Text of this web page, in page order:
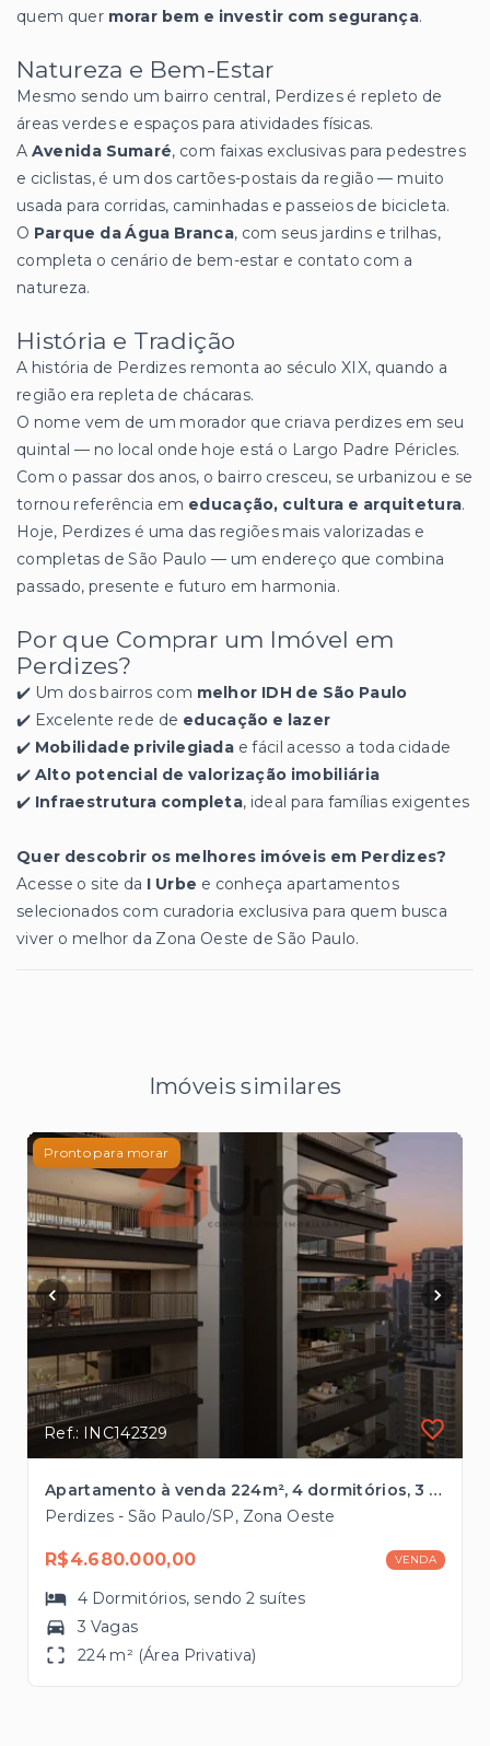
quem quer morar bem e investir com segurança.
Natureza e Bem-Estar
Mesmo sendo um bairro central, Perdizes é repleto de
áreas verdes e espaços para atividades físicas.
A Avenida Sumaré, com faixas exclusivas para pedestres
e ciclistas, é um dos cartões-postais da região — muito
usada para corridas, caminhadas e passeios de bicicleta.
O Parque da Água Branca, com seus jardins e trilhas,
completa o cenário de bem-estar e contato com a
natureza.
História e Tradição
A história de Perdizes remonta ao século XIX, quando a
região era repleta de chácaras.
O nome vem de um morador que criava perdizes em seu
quintal — no local onde hoje está o Largo Padre Péricles.
Com o passar dos anos, o bairro cresceu, se urbanizou e se
tornou referência em educação, cultura e arquitetura.
Hoje, Perdizes é uma das regiões mais valorizadas e
completas de São Paulo — um endereço que combina
passado, presente e futuro em harmonia.
Por que Comprar um Imóvel em
Perdizes?
✔️ Um dos bairros com melhor IDH de São Paulo
✔️ Excelente rede de educação e lazer
✔️ Mobilidade privilegiada e fácil acesso a toda cidade
✔️ Alto potencial de valorização imobiliária
✔️ Infraestrutura completa, ideal para famílias exigentes
Quer descobrir os melhores imóveis em Perdizes?
Acesse o site da I Urbe e conheça apartamentos
selecionados com curadoria exclusiva para quem busca
viver o melhor da Zona Oeste de São Paulo.
Imóveis similares
Pronto para morar
Ref.: INC142329
Apartamento à venda 224m², 4 dormitórios, 3 vagas em Perdizes
Perdizes - São Paulo/SP, Zona Oeste
R$4.680.000,00 VENDA
4 Dormitórios, sendo2 suítes
3 Vagas
224 m² (Área Privativa)